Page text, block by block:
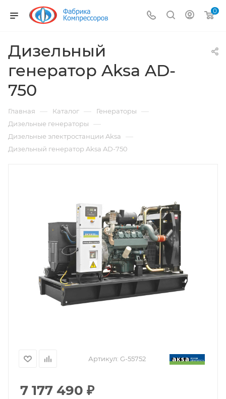
0
Дизельный
генератор Aksa AD-
750
Главная — Каталог — Генераторы —
Дизельные генераторы —
Дизельные электростанции Aksa —
Дизельный генератор Aksa AD-750
Артикул: G-55752
7 177 490 ₽